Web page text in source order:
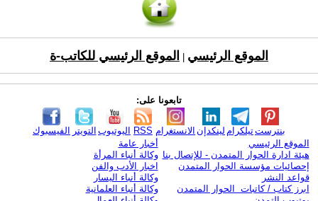
الموقع الرئيسي الموقع الرئيسي للكاتب-ة
تابعونا على:
الفيسبوك التويتر اليوتيوب RSS الانستغرام لينكدإن تيلكرامبنترست
الموقع الرئيسي
هيئة ادارة الحوار المتمدن - للإتصال بنا
إحصائيات مؤسسة الحوار المتمدن
قواعد النشر
ابرز كتاب / كاتبات الحوار المتمدن
أخبار عامة
وكالة أنباء المرأة
اخبار الأدب والفن
وكالة أنباء اليسار
وكالة أنباء العلمانية